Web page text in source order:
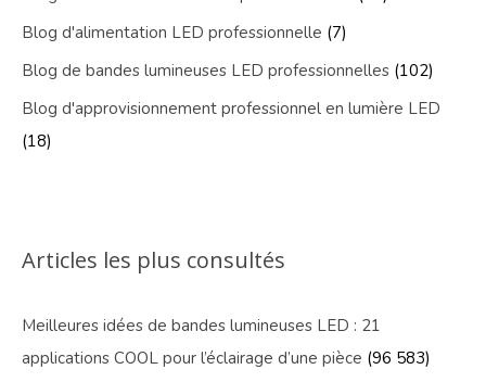
Blog d'alimentation LED professionnelle (7)
Blog de bandes lumineuses LED professionnelles (102)
Blog d'approvisionnement professionnel en lumière LED
(18)
Articles les plus consultés
Meilleures idées de bandes lumineuses LED : 21
applications COOL pour l’éclairage d’une pièce (96 583)